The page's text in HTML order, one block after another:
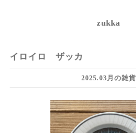
zukka
イロイロ ザッカ
2025.03月の雑貨